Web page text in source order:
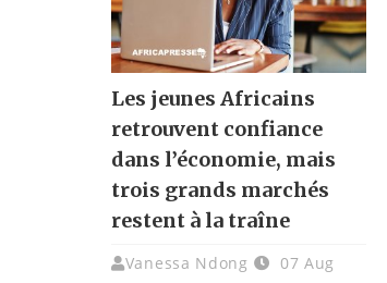
Les jeunes Africains
retrouvent confiance
dans l’économie, mais
trois grands marchés
restent à la traîne
Vanessa Ndong
07 Aug